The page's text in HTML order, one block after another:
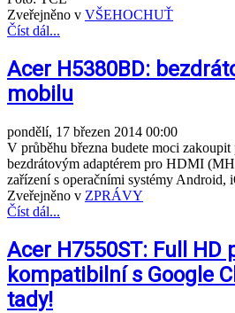
Zveřejněno v VŠEHOCHUŤ
Číst dál...
Acer H5380BD:
mobilu
pondělí, 17 březen 2014 00:00
V průběhu března budete moci
bezdrátovým adaptérem pro HDMI
zařízení s operačními systémy Android,
Zveřejněno v ZPRÁVY
Číst dál...
Acer H7550ST: Full HD
kompatibilní s Google
tady!